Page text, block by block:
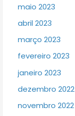
maio 2023
abril 2023
março 2023
fevereiro 2023
janeiro 2023
dezembro 2022
novembro 2022